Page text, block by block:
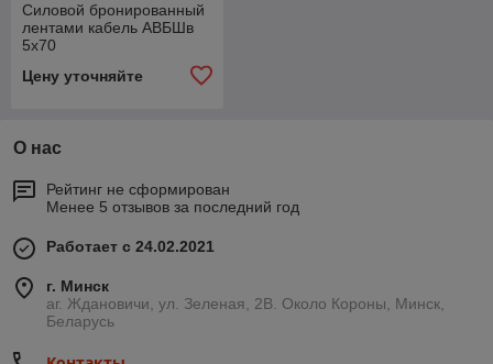
Силовой бронированный
лентами кабель АВБШв
5х70
Цену уточняйте
О нас
Рейтинг не сформирован
Менее 5 отзывов за последний год
Работает с 24.02.2021
г. Минск
аг. Ждановичи, ул. Зеленая, 2В. Около Короны, Минск,
Беларусь